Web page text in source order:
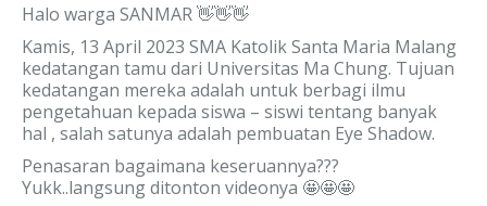
Halo warga SANMAR 👋👋👋
Kamis, 13 April 2023 SMA Katolik Santa Maria Malang
kedatangan tamu dari Universitas Ma Chung. Tujuan
kedatangan mereka adalah untuk berbagi ilmu
pengetahuan kepada siswa – siswi tentang banyak
hal , salah satunya adalah pembuatan Eye Shadow.
Penasaran bagaimana keseruannya???
Yukk..langsung ditonton videonya 🤩🤩🤩